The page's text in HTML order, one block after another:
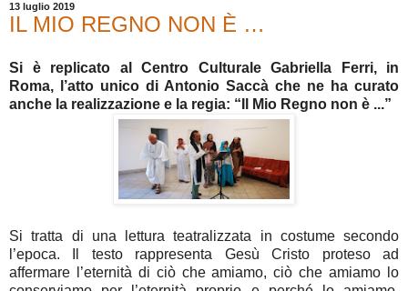
13 luglio 2019
IL MIO REGNO NON È …
Si è replicato al Centro Culturale Gabriella Ferri, in
Roma, l’atto unico di Antonio Saccà che ne ha curato
anche la realizzazione e la regia: “Il Mio Regno non è ...”
Si tratta di una lettura teatralizzata in costume secondo
l’epoca. Il testo rappresenta Gesù Cristo proteso ad
affermare l’eternità di ciò che amiamo, ciò che amiamo lo